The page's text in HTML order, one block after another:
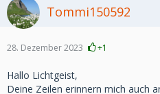
Tommi150592
28. Dezember 2023 +1
Hallo Lichtgeist,
Deine Zeilen erinnern mich auch